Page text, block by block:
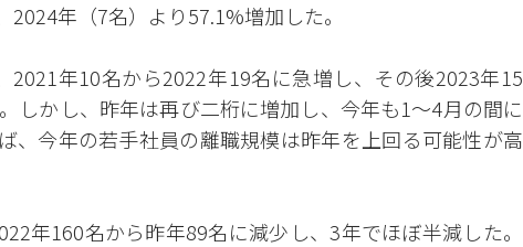
年（7名）より57.1%増加した。
2021年10名から2022年19名に急増し、その後2023年15
しかし、昨年は再び二桁に増加し、今年も1～4月の間に
、今年の若手社員の離職規模は昨年を上回る可能性が高
年160名から昨年89名に減少し、3年でほぼ半減した。